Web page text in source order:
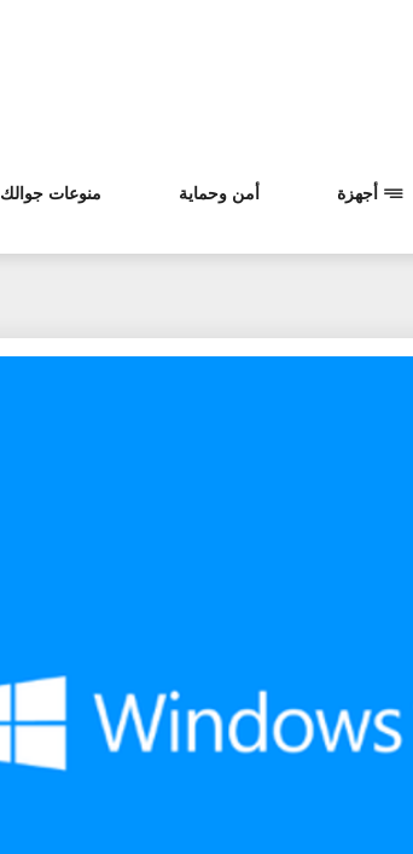
أجهزة أمن وحماية منوعات جوالك